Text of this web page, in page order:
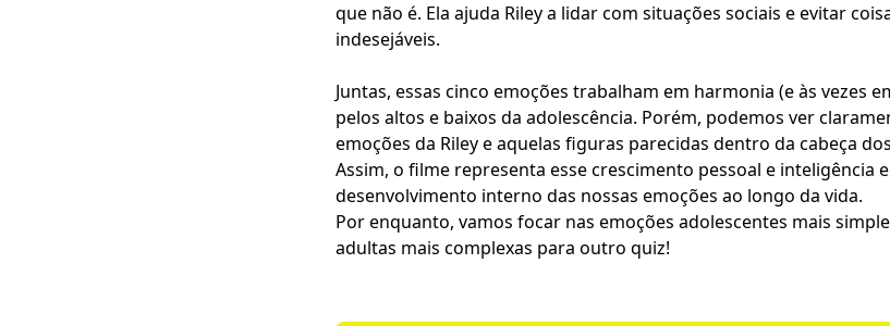
que não é. Ela ajuda Riley a lidar com situações sociais e evitar
indesejáveis.
Juntas, essas cinco emoções trabalham em harmonia (e às vezes
pelos altos e baixos da adolescência. Porém, podemos ver
emoções da Riley e aquelas figuras parecidas dentro da cabeça
Assim, o filme representa esse crescimento pessoal e inteligência
desenvolvimento interno das nossas emoções ao longo da vida.
Por enquanto, vamos focar nas emoções adolescentes mais
adultas mais complexas para outro quiz!